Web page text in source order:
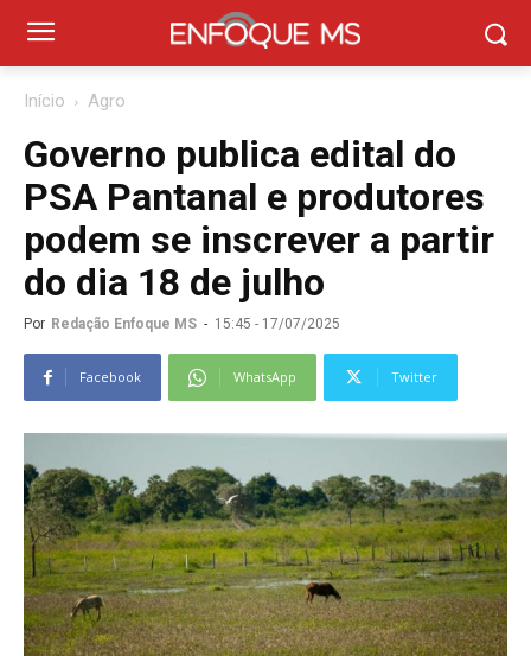
Início Agro
Governo publica edital do
PSA Pantanal e produtores
podem se inscrever a partir
do dia 18 de julho
Por Redação Enfoque MS - 15:45 - 17/07/2025
Facebook WhatsApp Twitter